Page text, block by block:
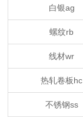
白银ag
螺纹rb
线材wr
热轧卷板hc
不锈钢ss